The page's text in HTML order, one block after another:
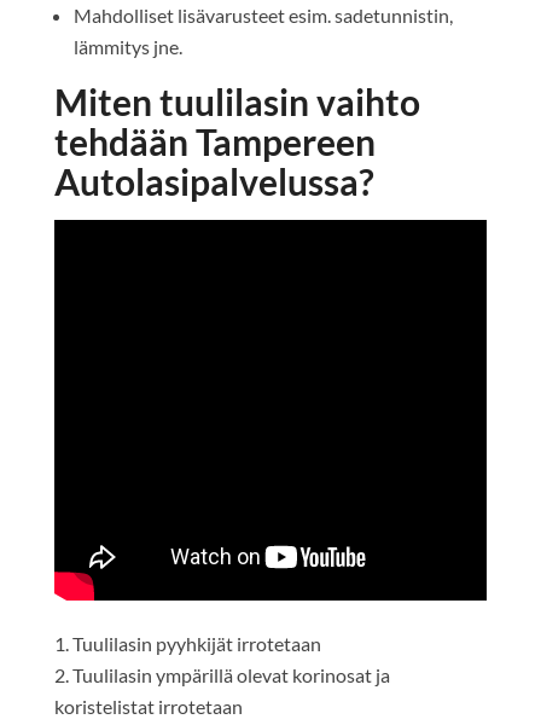
Mahdolliset lisävarusteet esim. sadetunnistin,
lämmitys jne.
Miten tuulilasin vaihto
tehdään Tampereen
Autolasipalvelussa?
Tuulilasin pyyhkijät irrotetaan
Tuulilasin ympärillä olevat korinosat ja
koristelistat irrotetaan